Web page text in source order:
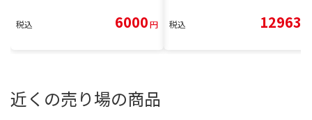
税込 6000円 税込 12963
近くの売り場の商品